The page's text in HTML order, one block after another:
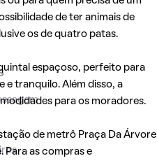
de ter animais de
os de quatro patas.
espaçoso, perfeito para
e tranquilo. Além disso, a
para os moradores.
de metrô Praça Da Árvore
Para as compras e